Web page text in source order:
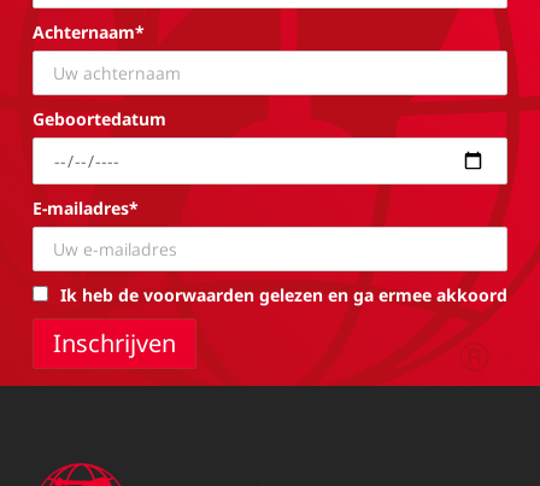
Achternaam*
Geboortedatum
E-mailadres*
Ik heb de voorwaarden gelezen en ga ermee akkoord